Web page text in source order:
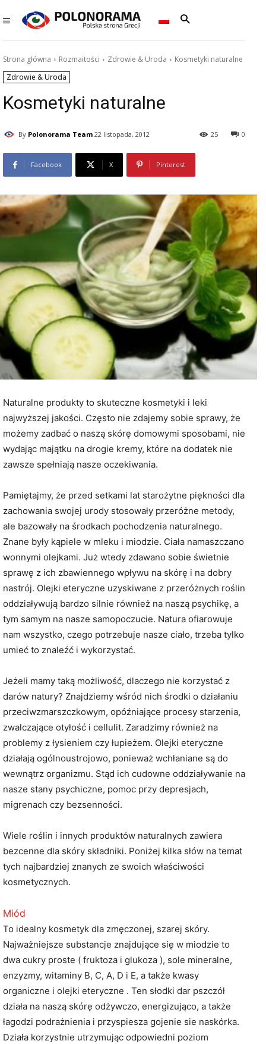
Strona główna Rozmaitości Zdrowie & Uroda
Kosmetyki naturalne
Zdrowie & Uroda
Kosmetyki naturalne
By Polonorama Team 22 listopada, 2012 0
25
Facebook X Pinterest
Naturalne produkty to skuteczne kosmetyki i leki
najwyższej jakości. Często nie zdajemy sobie sprawy, że
możemy zadbać o naszą skórę domowymi sposobami, nie
wydając majątku na drogie kremy, które na dodatek nie
zawsze spełniają nasze oczekiwania.
Pamiętajmy, że przed setkami lat starożytne piękności dla
zachowania swojej urody stosowały przeróżne metody,
ale bazowały na środkach pochodzenia naturalnego.
Znane były kąpiele w mleku i miodzie. Ciała namaszczano
wonnymi olejkami. Już wtedy zdawano sobie świetnie
sprawę z ich zbawiennego wpływu na skórę i na dobry
nastrój. Olejki eteryczne uzyskiwane z przeróżnych roślin
oddziaływują bardzo silnie również na naszą psychikę, a
tym samym na nasze samopoczucie. Natura ofiarowuje
nam wszystko, czego potrzebuje nasze ciało, trzeba tylko
umieć to znaleźć i wykorzystać.
Jeżeli mamy taką możliwość, dlaczego nie korzystać z
darów natury? Znajdziemy wśród nich środki o działaniu
przeciwzmarszczkowym, opóźniające procesy starzenia,
zwalczające otyłość i cellulit. Zaradzimy również na
problemy z łysieniem czy łupieżem. Olejki eteryczne
działają ogólnoustrojowo, ponieważ wchłaniane są do
wewnątrz organizmu. Stąd ich cudowne oddziaływanie na
nasze stany psychiczne, pomoc przy depresjach,
migrenach czy bezsenności.
Wiele roślin i innych produktów naturalnych zawiera
bezcenne dla skóry składniki. Poniżej kilka słów na temat
tych najbardziej znanych ze swoich właściwości
kosmetycznych.
Miód
To idealny kosmetyk dla zmęczonej, szarej skóry.
Najważniejsze substancje znajdujące się w miodzie to
dwa cukry proste ( fruktoza i glukoza ), sole mineralne,
enzyzmy, witaminy B, C, A, D i E, a także kwasy
organiczne i olejki eteryczne . Ten słodki dar pszczół
działa na naszą skórę odżywczo, energizująco, a także
łagodzi podrażnienia i przyspiesza gojenie sie naskórka.
Działa korzystnie utrzymując odpowiedni poziom